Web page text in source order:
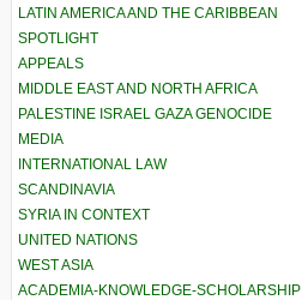
LATIN AMERICA AND THE CARIBBEAN
SPOTLIGHT
APPEALS
MIDDLE EAST AND NORTH AFRICA
PALESTINE ISRAEL GAZA GENOCIDE
MEDIA
INTERNATIONAL LAW
SCANDINAVIA
SYRIA IN CONTEXT
UNITED NATIONS
WEST ASIA
ACADEMIA-KNOWLEDGE-SCHOLARSHIP